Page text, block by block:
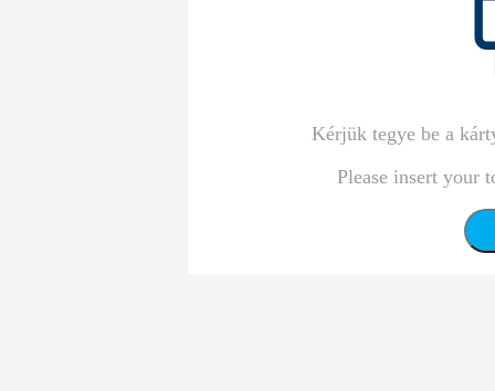
Kérjük tegye be a
Please insert your